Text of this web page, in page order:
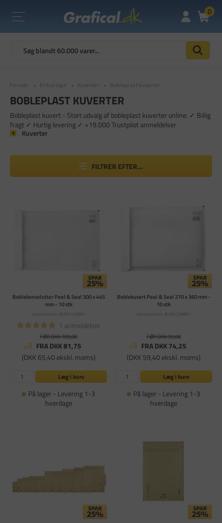
0
Forside Emballage Kuverter Bobleplast kuverter
BOBLEPLAST KUVERTER
Bobleplast kuvert - Stort udvalg af bobleplast kuverter online. ✓ Billig
fragt ✓ Hurtig levering ✓ +19.000 Trustpilot anmeldelser
Kuverter
FILTRER EFTER...
Boblekonvolutter Peel & Seal 300 x 445
mm - 10 stk
Varenummer: BUN1228901
1 anmeldelser
FØR DKK 109,00
FRA DKK 81,75
(DKK 65,40 ekskl. moms)
Læg i kurv
På lager - Levering 1-3
hverdage
Boblekuvert Peel & Seal 270 x 360 mm -
10 stk
Varenummer: BUN1228801
FØR DKK 99,00
FRA DKK 74,25
(DKK 59,40 ekskl. moms)
Læg i kurv
På lager - Levering 1-3
hverdage